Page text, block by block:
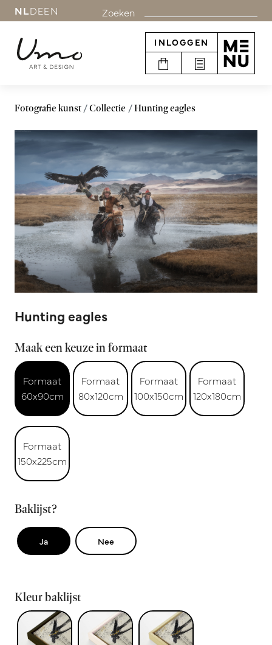
NLDEEN Zoeken
INLOGGEN
Fotografie kunst Collectie Hunting eagles
Hunting eagles
Maak een keuze in formaat
Formaat
60x90cm
Formaat
80x120cm
Formaat
100x150cm
Formaat
120x180cm
Formaat
150x225cm
Baklijst?
Ja Nee
Kleur baklijst